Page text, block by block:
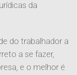
da
do trabalhador a
a se fazer,
e o melhor é